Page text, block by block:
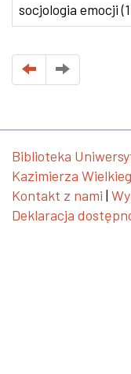
socjologia emocji
Biblioteka
Kazimierza
Kontakt z nami |
Deklaracja